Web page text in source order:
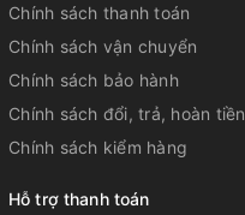
Chính sách thanh toán
Chính sách vận chuyển
Chính sách bảo hành
Chính sách đổi, trả, hoàn tiền
Chính sách kiểm hàng
Hỗ trợ thanh toán